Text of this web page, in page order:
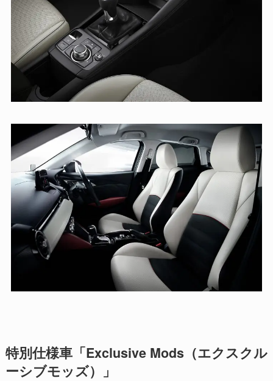
特別仕様車「Exclusive Mods（エクスクル
ーシブモッズ）」